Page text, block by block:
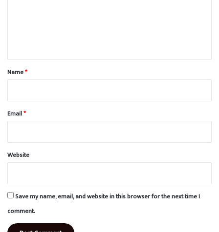
*
Name*
Email*
Website
Save my name, email, and website in this browser for the next time I
comment.